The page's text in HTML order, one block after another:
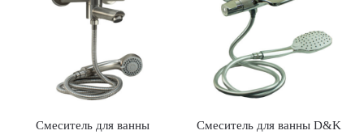
Смеситель для ванны
Смеситель для ванны D&K